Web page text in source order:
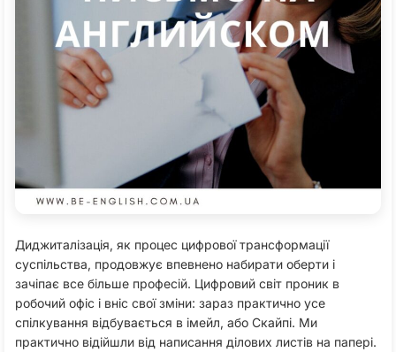
Диджиталізація, як процес цифрової трансформації
суспільства, продовжує впевнено набирати оберти і
зачіпає все більше професій. Цифровий світ проник в
робочий офіс і вніс свої зміни: зараз практично усе
спілкування відбувається в імейл, або Скайпі. Ми
практично відійшли від написання ділових листів на папері.